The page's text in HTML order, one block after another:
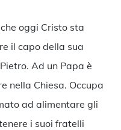
oggi Cristo sta
il capo della sua
Ad un Papa è
nella Chiesa. Occupa
ad alimentare gli
i suoi fratelli